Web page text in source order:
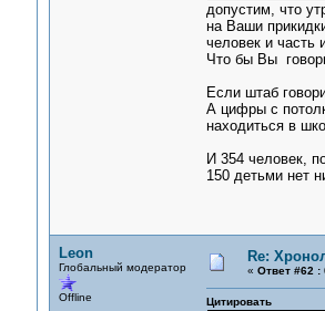
допустим, что
на Ваши
человек и часть
Что бы Вы
Если штаб
А цифры с
находиться в
И 354 человек,
150 детьми нет
Leon
Глобальный модератор
Offline
Re:
« Ответ #62 :
Цитировать